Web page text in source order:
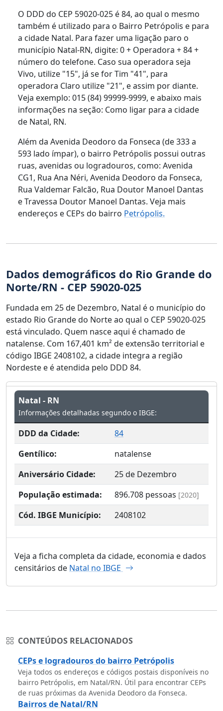
O DDD do CEP 59020-025 é 84, ao qual o mesmo
também é utilizado para o Bairro Petrópolis e para
a cidade Natal. Para fazer uma ligação paro o
município Natal-RN, digite: 0 + Operadora + 84 +
número do telefone. Caso sua operadora seja
Vivo, utilize "15", já se for Tim "41", para
operadora Claro utilize "21", e assim por diante.
Veja exemplo: 015 (84) 99999-9999, e abaixo mais
informações na seção: Como ligar para a cidade
de Natal, RN.
Além da Avenida Deodoro da Fonseca (de 333 a
593 lado ímpar), o bairro Petrópolis possui outras
ruas, avenidas ou logradouros, como: Avenida
CG1, Rua Ana Néri, Avenida Deodoro da Fonseca,
Rua Valdemar Falcão, Rua Doutor Manoel Dantas
e Travessa Doutor Manoel Dantas. Veja mais
endereços e CEPs do bairro Petrópolis.
Dados demográficos do Rio Grande do
Norte/RN - CEP 59020-025
Fundada em 25 de Dezembro, Natal é o município do
estado Rio Grande do Norte ao qual o CEP 59020-025
está vinculado. Quem nasce aqui é chamado de
natalense. Com 167,401 km² de extensão territorial e
código IBGE 2408102, a cidade integra a região
Nordeste e é atendida pelo DDD 84.
Natal - RN
Informações detalhadas segundo o IBGE:
DDD da Cidade:
84
Gentílico:
natalense
Aniversário Cidade:
25 de Dezembro
População estimada:
896.708 pessoas [2020]
Cód. IBGE Município: 2408102
Veja a ficha completa da cidade, economia e dados
censitários de Natal no IBGE
CONTEÚDOS RELACIONADOS
CEPs e logradouros do bairro Petrópolis
Veja todos os endereços e códigos postais disponíveis no
bairro Petrópolis, em Natal/RN. Útil para encontrar CEPs
de ruas próximas da Avenida Deodoro da Fonseca.
Bairros de Natal/RN